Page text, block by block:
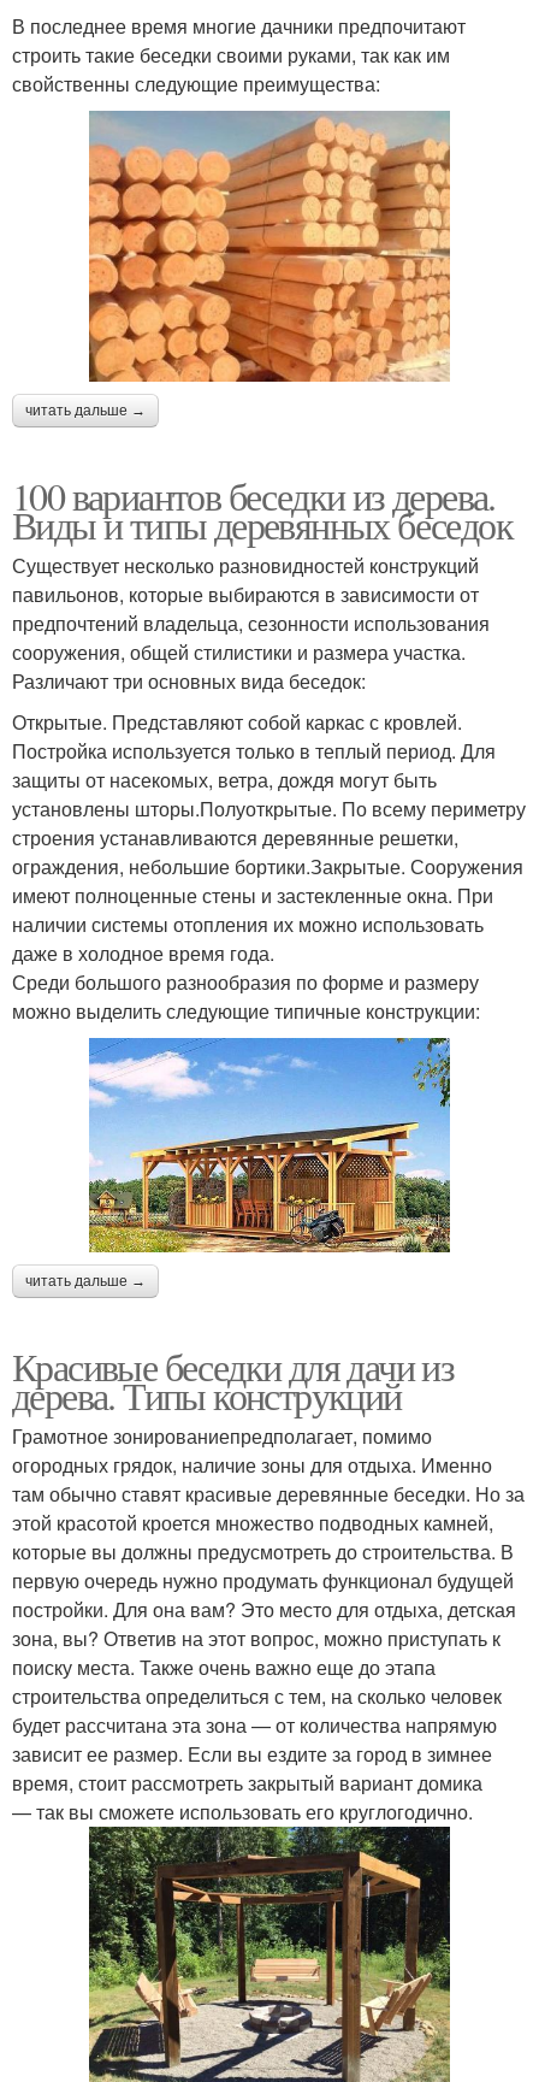
В последнее время многие дачники предпочитают
строить такие беседки своими руками, так как им
свойственны следующие преимущества:
читать дальше →
100 вариантов беседки из дерева.
Виды и типы деревянных беседок
Существует несколько разновидностей конструкций
павильонов, которые выбираются в зависимости от
предпочтений владельца, сезонности использования
сооружения, общей стилистики и размера участка.
Различают три основных вида беседок:
Открытые. Представляют собой каркас с кровлей.
Постройка используется только в теплый период. Для
защиты от насекомых, ветра, дождя могут быть
установлены шторы.Полуоткрытые. По всему периметру
строения устанавливаются деревянные решетки,
ограждения, небольшие бортики.Закрытые. Сооружения
имеют полноценные стены и застекленные окна. При
наличии системы отопления их можно использовать
даже в холодное время года.
Среди большого разнообразия по форме и размеру
можно выделить следующие типичные конструкции:
читать дальше →
Красивые беседки для дачи из
дерева. Типы конструкций
Грамотное зонированиепредполагает, помимо
огородных грядок, наличие зоны для отдыха. Именно
там обычно ставят красивые деревянные беседки. Но за
этой красотой кроется множество подводных камней,
которые вы должны предусмотреть до строительства. В
первую очередь нужно продумать функционал будущей
постройки. Для она вам? Это место для отдыха, детская
зона, вы? Ответив на этот вопрос, можно приступать к
поиску места. Также очень важно еще до этапа
строительства определиться с тем, на сколько человек
будет рассчитана эта зона — от количества напрямую
зависит ее размер. Если вы ездите за город в зимнее
время, стоит рассмотреть закрытый вариант домика
— так вы сможете использовать его круглогодично.